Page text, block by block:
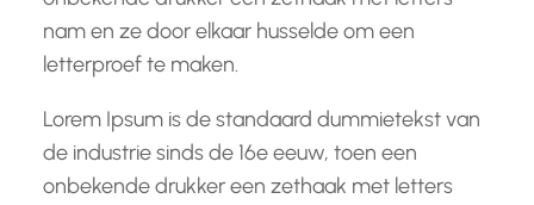
nam en ze door elkaar husselde om een
letterproef te maken.
Lorem Ipsum is de standaard dummietekst van
de industrie sinds de 16e eeuw, toen een
onbekende drukker een zethaak met letters